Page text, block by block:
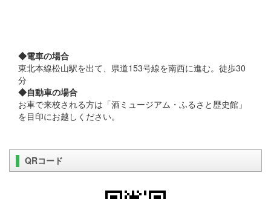
◆電車の場合
東北本線松山駅を出て、県道153号線を南西に進む。徒歩30
分
◆自動車の場合
お車で来校される方は「酒ミュージアム・ふるさと歴史館」
を目印にお越しください。
QRコード